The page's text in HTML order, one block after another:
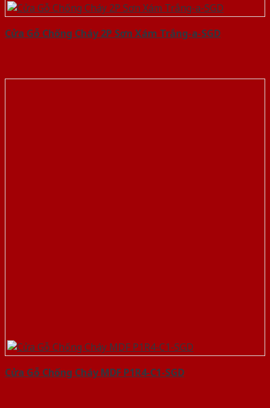
Cửa Gỗ Chống Cháy 2P Sơn Xám Trắng-a-SGD
Cửa Gỗ Chống Cháy MDF P1R4-C1-SGD